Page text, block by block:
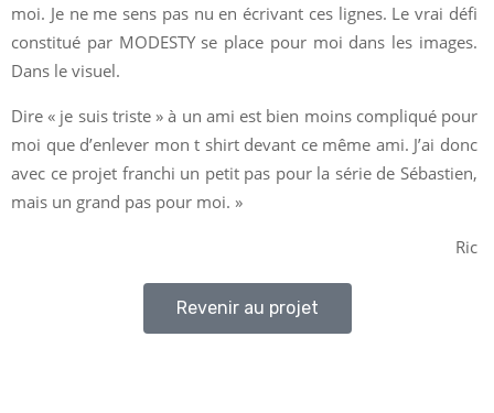
moi. Je ne me sens pas nu en écrivant ces lignes. Le vrai défi
constitué par MODESTY se place pour moi dans les images.
Dans le visuel.
Dire « je suis triste » à un ami est bien moins compliqué pour
moi que d’enlever mon t shirt devant ce même ami. J’ai donc
avec ce projet franchi un petit pas pour la série de Sébastien,
mais un grand pas pour moi. »
Ric
Revenir au projet